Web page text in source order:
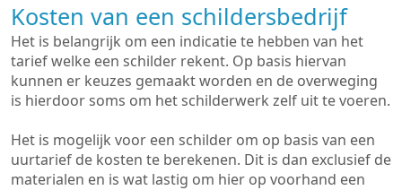
Kosten van een schildersbedrijf
Het is belangrijk om een indicatie te hebben van het
tarief welke een schilder rekent. Op basis hiervan
kunnen er keuzes gemaakt worden en de overweging
is hierdoor soms om het schilderwerk zelf uit te voeren.
Het is mogelijk voor een schilder om op basis van een
uurtarief de kosten te berekenen. Dit is dan exclusief de
materialen en is wat lastig om hier op voorhand een